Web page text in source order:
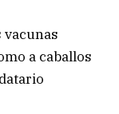
vacunas
a caballos